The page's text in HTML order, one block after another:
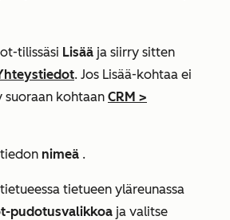
tilissäsi Lisää ja siirry sitten
. Jos Lisää-kohtaa ei
suoraan kohtaan CRM >
nimeä .
tietueen yläreunassa
pudotusvalikkoa ja valitse